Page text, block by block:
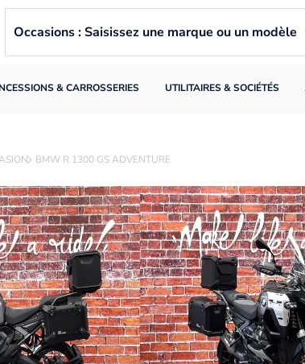
& CARROSSERIES UTILITAIRES & SOCIÉTÉS
Occasions : Saisissez une marque ou un modèle
BMW R 1300 GS ADVENTURE